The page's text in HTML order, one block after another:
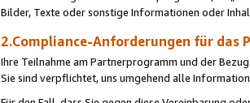
Bilder, Texte oder sonstige Informationen oder
2.Compliance-Anforderungen für das
Ihre Teilnahme am Partnerprogramm und der
Sie sind verpflichtet, uns umgehend alle